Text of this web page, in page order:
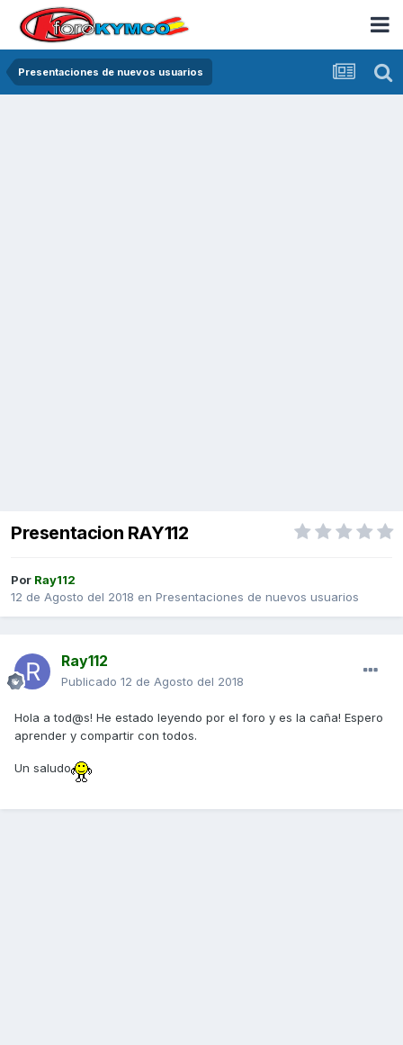
Presentaciones de nuevos usuarios
Presentacion RAY112
Por Ray112
12 de Agosto del 2018 en Presentaciones de nuevos usuarios
Ray112
Publicado 12 de Agosto del 2018
Hola a tod@s! He estado leyendo por el foro y es la caña! Espero
aprender y compartir con todos.
Un saludo